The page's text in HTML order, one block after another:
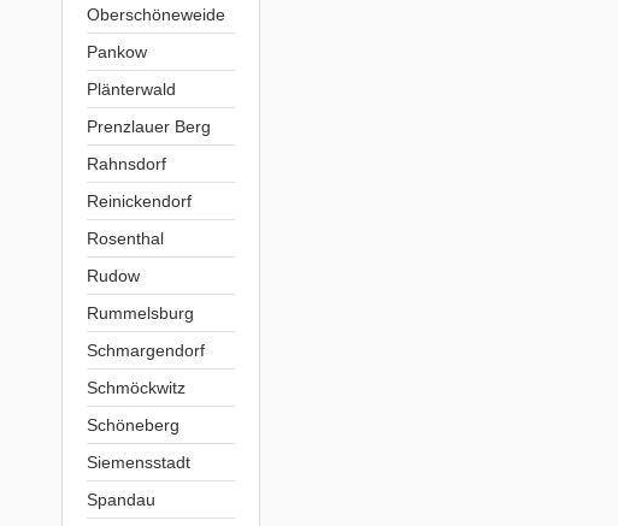
Oberschöneweide
Pankow
Plänterwald
Prenzlauer Berg
Rahnsdorf
Reinickendorf
Rosenthal
Rudow
Rummelsburg
Schmargendorf
Schmöckwitz
Schöneberg
Siemensstadt
Spandau